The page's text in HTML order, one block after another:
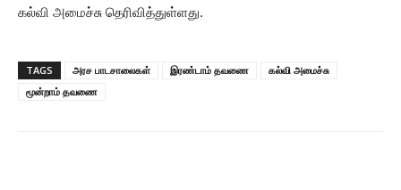
கல்வி அமைச்சு தெரிவித்துள்ளது.
TAGS அரச பாடசாலைகள் இரண்டாம் தவணை
கல்வி அமைச்சு
மூன்றாம் தவணை